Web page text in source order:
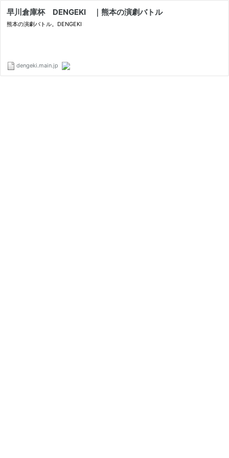
早川倉庫杯 DENGEKI ｜熊本の演劇バトル
熊本の演劇バトル。DENGEKI
dengeki.main.jp